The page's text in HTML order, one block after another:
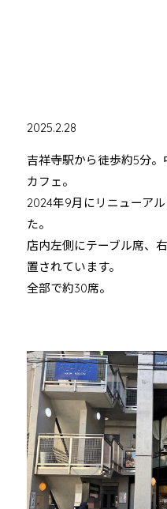
2025.2.28
吉祥寺駅から徒歩約5分
カフェ。
2024年9月にリニューア
た。
店内左側にテーブル席、
置されています。
全部で約30席。